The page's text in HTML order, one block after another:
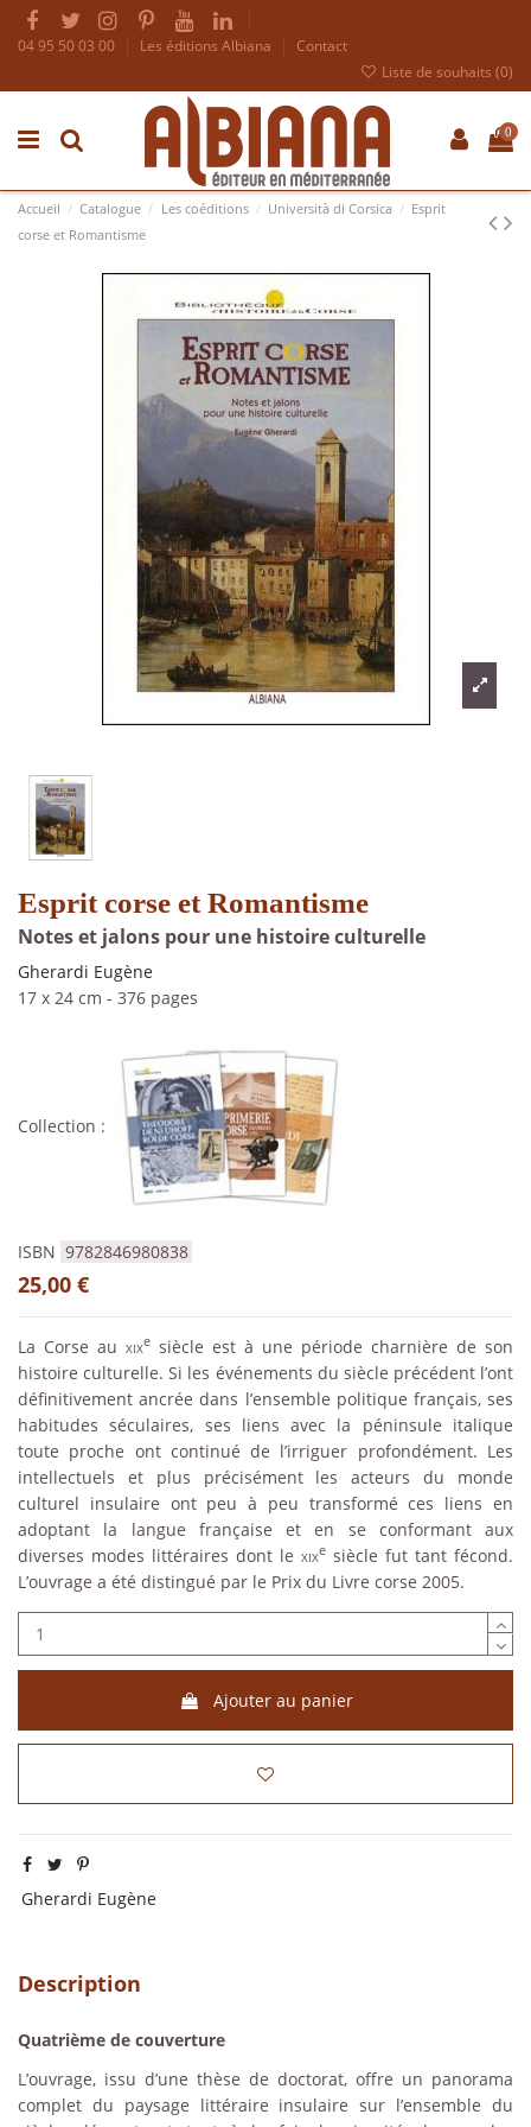
04 95 50 03 00 Les éditions Albiana
Contact
Liste de souhaits (0)
0
Accueil Catalogue Les coéditions Università di Corsica
Esprit
corse et Romantisme
Esprit corse et Romantisme
Notes et jalons pour une histoire culturelle
Gherardi Eugène
17 x 24 cm - 376 pages
Collection :
ISBN 9782846980838
25,00 €
La Corse au xixe siècle est à une période charnière de son
histoire culturelle. Si les événements du siècle précédent l’ont
définitivement ancrée dans l’ensemble politique français, ses
habitudes séculaires, ses liens avec la péninsule italique
toute proche ont continué de l’irriguer profondément. Les
intellectuels et plus précisément les acteurs du monde
culturel insulaire ont peu à peu transformé ces liens en
adoptant la langue française et en se conformant aux
diverses modes littéraires dont le xixe siècle fut tant fécond.
L’ouvrage a été distingué par le Prix du Livre corse 2005.
Ajouter au panier
Gherardi Eugène
Description
Quatrième de couverture
L’ouvrage, issu d’une thèse de doctorat, offre un panorama
complet du paysage littéraire insulaire sur l’ensemble du